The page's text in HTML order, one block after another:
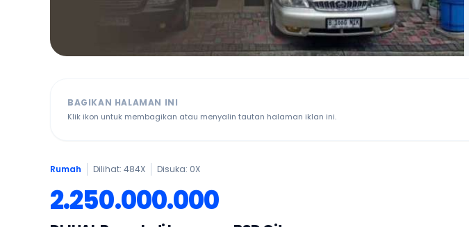
BAGIKAN HALAMAN INI
Klik ikon untuk membagikan atau menyalin tautan halaman iklan ini.
Rumah Dilihat: 484X Disuka: 0X
2.250.000.000